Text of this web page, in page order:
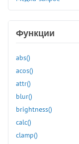
grid-row-end
grid-row-start
height
hyphenate-character
hyphenate-limit-chars
hyphens
image-orientation
image-rendering
image-resolution
initial-letter
inline-size
Функции
abs()
acos()
attr()
blur()
brightness()
calc()
clamp()